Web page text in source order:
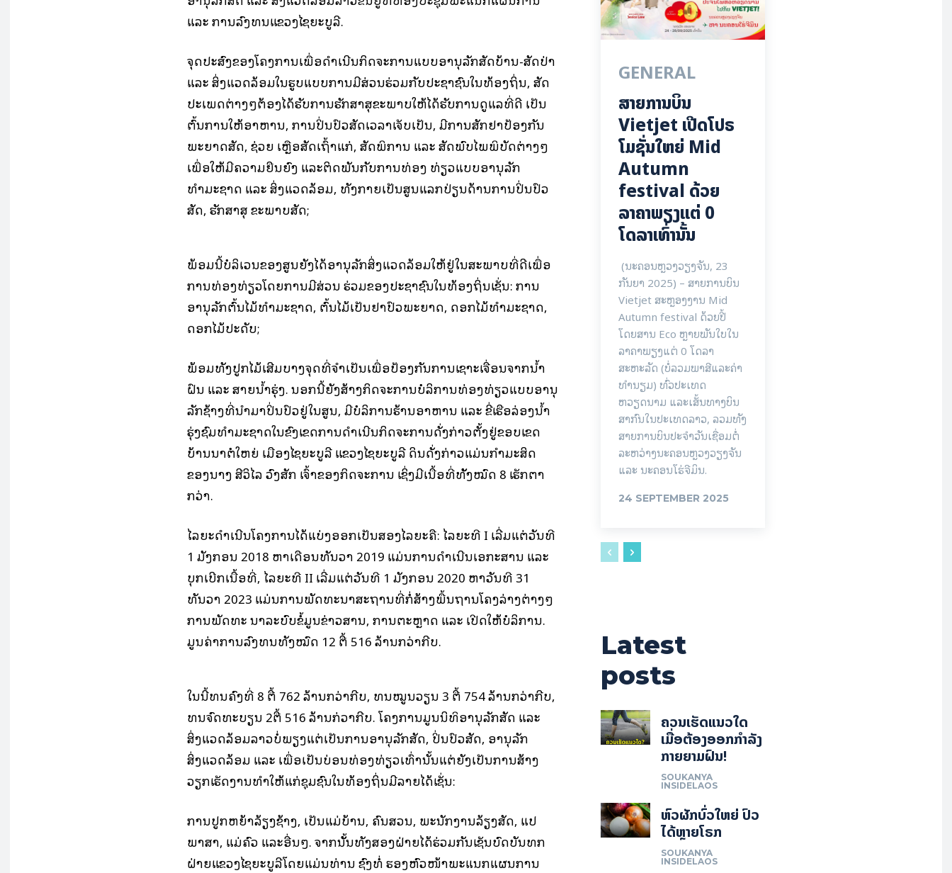
ແລະ ການລົງທຶນແຂວງໄຊຍະບູລີ.
ຈຸດປະສົງຂອງໂຄງການເພື່ອດຳເນີນກິດຈະການແບບອານຸລັກສັດບ້ານ-ສັດປ່າ
ແລະ ສິ່ງແວດລ້ອມໃນຮູບແບບການມີສ່ວນຮ່ວມກັບປະຊາຊົນໃນທ້ອງຖິ່ນ, ສັດ
ປະເພດຕ່າງໆຕ້ອງໄດ້ຮັບການຮັກສາສຸຂະພາບໃຫ້ໄດ້ຮັບການດູແລທີ່ດີ ເປັນ
ຕົ້ນການໃຫ້ອາຫານ, ການປິ່ນປົວສັດເວລາເຈັບເປັນ, ມີການສັກຢາປ້ອງກັນ
ພະຍາດສັດ, ຊ່ວຍ ເຫຼືອສັດເຖົ້າແກ່, ສັດພິການ ແລະ ສັດພົບໄພພິບັດຕ່າງໆ
ເພື່ອໃຫ້ມີຄວາມຍືນຍົງ ແລະຕິດພັນກັບການທ່ອງ ທ່ຽວແບບອານຸລັກ
ທຳມະຊາດ ແລະ ສິ່ງແວດລ້ອມ, ທັງກາຍເປັນສູນແລກປ່ຽນດ້ານການປິ່ນປົວ
ສັດ, ຮັກສາສຸ ຂະພາບສັດ;
ພ້ອມນີ້ບໍລິເວນຂອງສູນຍັງໄດ້ອານຸລັກສິ່ງແວດລ້ອມໃຫ້ຢູ່ໃນສະພາບທີ່ດີເພື່ອ
ການທ່ອງທ່ຽວໂດຍການມີສ່ວນ ຮ່ວມຂອງປະຊາຊົນໃນທ້ອງຖິ່ນເຊັ່ນ: ການ
ອານຸລັກຕົ້ນໄມ້ທຳມະຊາດ, ຕົ້ນໄມ້ເປັນຢາປົວພະຍາດ, ດອກໄມ້ທຳມະຊາດ,
ດອກໄມ້ປະດັບ;
ພ້ອມທັງປູກໄມ້ເສີມບາງຈຸດທີ່ຈຳເປັນເພື່ອປ້ອງກັນການເຊາະເຈື່ອນຈາກນໍ້າ
ຝົນ ແລະ ສາຍນໍ້າຮຸ່ງ. ນອກນີ້ຍັງສ້າງກິດຈະການບໍລິການທ່ອງທ່ຽວແບບອານຸ
ລັກຊ້າງທີ່ນຳມາປິ່ນປົວຢູ່ໃນສູນ, ມີບໍລິການຮ້ານອາຫານ ແລະ ຂີ່ເຮືອລ່ອງນໍ້າ
ຮຸ່ງຊົມທຳມະຊາດໃນຂົງເຂດການດຳເນີນກິດຈະການດັ່ງກ່າວຕັ້ງຢູ່ຂອບເຂດ
ບ້ານນາຕໍໃຫຍ່ ເມືອງໄຊຍະບູລີ ແຂວງໄຊຍະບູລີ ດິນດັ່ງກ່າວແມ່ນກຳມະສິດ
ຂອງນາງ ສີວິໄລ ວົງສັກ ເຈົ້າຂອງກິດຈະການ ເຊິ່ງມີເນື້ອທີ່ທັັງໝົດ 8 ເຮັກຕາ
ກວ່າ.
ໄລຍະດຳເນີນໂຄງການໄດ້ແບ່ງອອກເປັນສອງໄລຍະຄື: ໄລຍະທີ I ເລີ່ມແຕ່ວັນທີ
1 ມັງກອນ 2018 ຫາເດືອນທັນວາ 2019 ແມ່ນການດໍາເນີນເອກະສານ ແລະ
ບຸກເບີກເນື້ອທີ່, ໄລຍະທີ II ເລີ່ມແຕ່ວັນທີ 1 ມັງກອນ 2020 ຫາວັນທີ 31
ທັນວາ 2023 ແມ່ນການພັດທະນາສະຖານທີ່ກໍ່ສ້າງພື້ນຖານໂຄງລ່າງຕ່າງໆ
ການພັດທະ ນາລະບົບຂໍ້ມູນຂ່າວສານ, ການຕະຫຼາດ ແລະ ເປີດໃຫ້ບໍລິການ.
ມູນຄ່າການລົງທຶນທັງໝົດ 12 ຕື້ 516 ລ້ານກວ່າກີບ.
ໃນນີ້ທຶນຄົງທີ່ 8 ຕື້ 762 ລ້ານກວ່າກີບ, ທຶນໝູນວຽນ 3 ຕື້ 754 ລ້ານກວ່າກີບ,
ທຶນຈົດທະບຽນ 2ຕື້ 516 ລ້ານກ່ວາກີບ. ໂຄງການມູນນິທິອານຸລັກສັດ ແລະ
ສິ່ງແວດລ້ອມລາວບໍ່ພຽງແຕ່ເປັນການອານຸລັກສັດ, ປິ່ນປົວສັດ, ອານຸລັກ
ສິ່ງແວດລ້ອມ ແລະ ເພື່ອເປັນບ່ອນທ່ອງທ່ຽວເທົ່ານັ້ນແຕ່ຍັງເປັນການສ້າງ
ວຽກເຮັດງານທຳໃຫ້ແກ່ຊຸມຊົນໃນທ້ອງຖິ່ນມີລາຍໄດ້ເຊັ່ນ:
ການປູກຫຍ້າລ້ຽງຊ້າງ, ເປັນແມ່ບ້ານ, ຄົນສວນ, ພະນັກງານລ້ຽງສັດ, ແປ
ພາສາ, ແມ່ຄົວ ແລະອື່ນໆ. ຈາກນັ້ັນທັງສອງຝ່າຍໄດ້ຮ່ວມກັນເຊັນບົດບັນທຶກ
ຝ່າຍແຂວງໄຊຍະບູລີໂດຍແມ່ນທ່ານ ຊົງທໍ່ ຮອງຫົວໜ້າພະແນກແຜນການ
GENERAL
ສາຍການບິນ
Vietjet ເປີດໂປຣ
ໂມຊັ່ນໃຫຍ່ Mid
Autumn
festival ດ້ວຍ
ລາຄາພຽງແຕ່ 0
ໂດລາເທົ່ານັ້ນ
(ນະຄອນຫຼວງວຽງຈັນ, 23
ກັນຍາ 2025) – ສາຍການບິນ
Vietjet ສະຫຼອງງານ Mid
Autumn festival ດ້ວຍປີ້
ໂດຍສານ Eco ຫຼາຍພັນໃບໃນ
ລາຄາພຽງແຕ່ 0 ໂດລາ
ສະຫະລັດ (ບໍ່ລວມພາສີແລະຄ່າ
ທໍານຽມ) ທົ່ວປະເທດ
ຫວຽດນາມ ແລະເສັ້ນທາງບິນ
ສາກົນໃນປະເທດລາວ, ລວມທັງ
ສາຍການບິນປະຈໍາວັນເຊື່ອມຕໍ່
ລະຫວ່າງນະຄອນຫຼວງວຽງຈັນ
ແລະ ນະຄອນໂຮ່ຈີມິນ.
24 SEPTEMBER 2025
Latest
posts
ຄວນເຮັດແນວໃດ
ເມື່ອຕ້ອງອອກກຳລັງ
ກາຍຍາມຝົນ!
SOUKANYA
INSIDELAOS
ຫົວຜັກບົ່ວໃຫຍ່ ປົວ
ໄດ້ຫຼາຍໂຣກ
SOUKANYA
INSIDELAOS